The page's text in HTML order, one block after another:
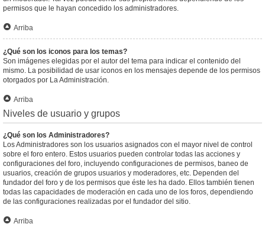
permisos que le hayan concedido los administradores.
Arriba
¿Qué son los iconos para los temas?
Son imágenes elegidas por el autor del tema para indicar el contenido del
mismo. La posibilidad de usar iconos en los mensajes depende de los permisos
otorgados por La Administración.
Arriba
Niveles de usuario y grupos
¿Qué son los Administradores?
Los Administradores son los usuarios asignados con el mayor nivel de control
sobre el foro entero. Estos usuarios pueden controlar todas las acciones y
configuraciones del foro, incluyendo configuraciones de permisos, baneo de
usuarios, creación de grupos usuarios y moderadores, etc. Dependen del
fundador del foro y de los permisos que éste les ha dado. Ellos también tienen
todas las capacidades de moderación en cada uno de los foros, dependiendo
de las configuraciones realizadas por el fundador del sitio.
Arriba